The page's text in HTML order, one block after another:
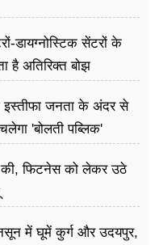
डायग्नोस्टिक सेंटरों के
है अ​तिरिक्त बोझ
इस्तीफा जनता के अंदर से
'बोलती पब्लिक'
की, फिटनेस को लेकर उठे
में घूमें कुर्ग और उदयपुर,